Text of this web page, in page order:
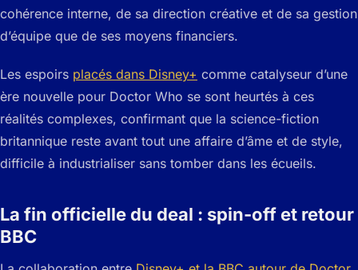
cohérence interne, de sa direction créative et de sa gestion
d’équipe que de ses moyens financiers.
Les espoirs placés dans Disney+ comme catalyseur d’une
ère nouvelle pour Doctor Who se sont heurtés à ces
réalités complexes, confirmant que la science-fiction
britannique reste avant tout une affaire d’âme et de style,
difficile à industrialiser sans tomber dans les écueils.
La fin officielle du deal : spin-off et retour
BBC